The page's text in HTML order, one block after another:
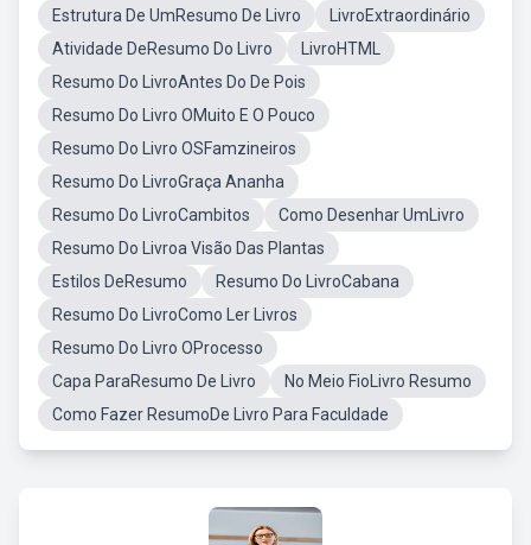
Estrutura De UmResumo De Livro
LivroExtraordinário
Atividade DeResumo Do Livro
LivroHTML
Resumo Do LivroAntes Do De Pois
Resumo Do Livro OMuito E O Pouco
Resumo Do Livro OSFamzineiros
Resumo Do LivroGraça Ananha
Resumo Do LivroCambitos
Como Desenhar UmLivro
Resumo Do Livroa Visão Das Plantas
Estilos DeResumo
Resumo Do LivroCabana
Resumo Do LivroComo Ler Livros
Resumo Do Livro OProcesso
Capa ParaResumo De Livro
No Meio FioLivro Resumo
Como Fazer ResumoDe Livro Para Faculdade